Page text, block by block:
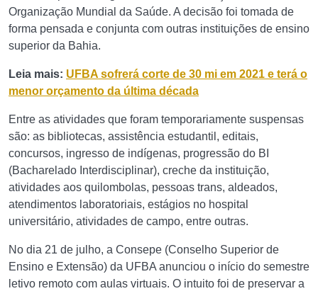
Organização Mundial da Saúde. A decisão foi tomada de
forma pensada e conjunta com outras instituições de ensino
superior da Bahia.
Leia mais: UFBA sofrerá corte de 30 mi em 2021 e terá o
menor orçamento da última década
Entre as atividades que foram temporariamente suspensas
são: as bibliotecas, assistência estudantil, editais,
concursos, ingresso de indígenas, progressão do BI
(Bacharelado Interdisciplinar), creche da instituição,
atividades aos quilombolas, pessoas trans, aldeados,
atendimentos laboratoriais, estágios no hospital
universitário, atividades de campo, entre outras.
No dia 21 de julho, a Consepe (Conselho Superior de
Ensino e Extensão) da UFBA anunciou o início do semestre
letivo remoto com aulas virtuais. O intuito foi de preservar a